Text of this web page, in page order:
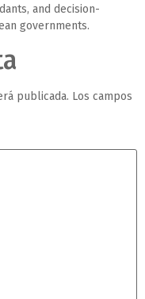
and decision-
governments.
publicada. Los campos